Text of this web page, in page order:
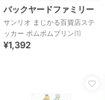
バックヤードファミリー
サンリオ まじかる百貨店ステ
ッカー ポムポムプリン(1)
¥1,392